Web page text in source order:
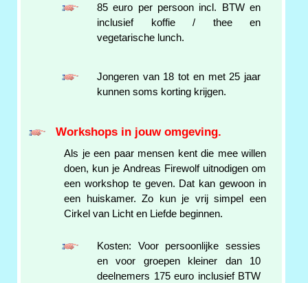
85 euro per persoon incl. BTW en
inclusief koffie / thee en
vegetarische lunch.
Jongeren van 18 tot en met 25 jaar
kunnen soms korting krijgen.
Workshops in jouw omgeving.
Als je een paar mensen kent die mee willen
doen, kun je Andreas Firewolf uitnodigen om
een workshop te geven. Dat kan gewoon in
een huiskamer. Zo kun je vrij simpel een
Cirkel van Licht en Liefde beginnen.
Kosten: Voor persoonlijke sessies
en voor groepen kleiner dan 10
deelnemers 175 euro inclusief BTW